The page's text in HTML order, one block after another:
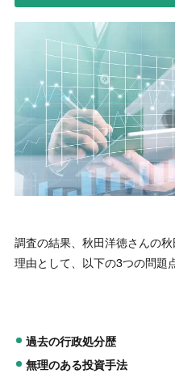
調査の結果、秋田洋徳さんの
理由として、以下の3つの問題
過去の行政処分歴
無理のある投資手法